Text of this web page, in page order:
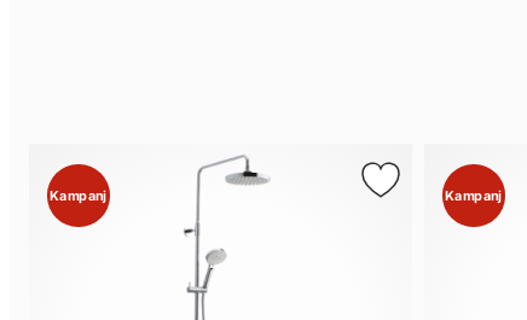
Kampanj Kampanj